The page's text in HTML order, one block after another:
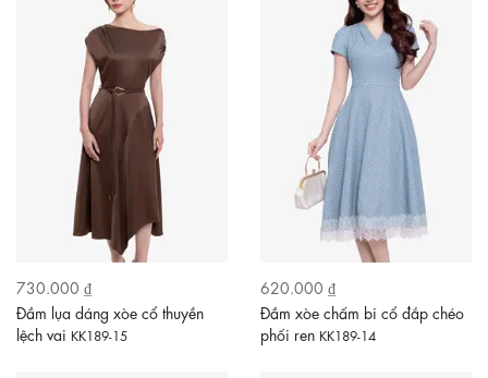
730.000 ₫
Đầm lụa dáng xòe cổ thuyền
lệch vai KK189-15
620.000 ₫
Đầm xòe chấm bi cổ đắp chéo
phối ren KK189-14